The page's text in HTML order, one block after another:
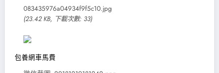
083435976a04934f9f5c10.jpg
(23.42 KB, 下載次數: 33)
包養網車馬費